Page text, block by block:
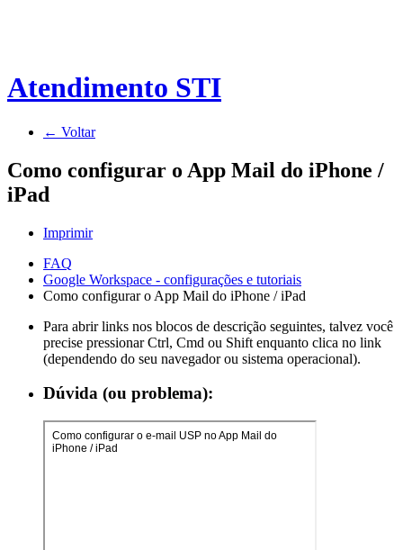
Atendimento STI
← Voltar
Como configurar o App Mail do iPhone /
iPad
Imprimir
FAQ
Google Workspace - configurações e tutoriais
Como configurar o App Mail do iPhone / iPad
Para abrir links nos blocos de descrição seguintes, talvez você
precise pressionar Ctrl, Cmd ou Shift enquanto clica no link
(dependendo do seu navegador ou sistema operacional).
Dúvida (ou problema):